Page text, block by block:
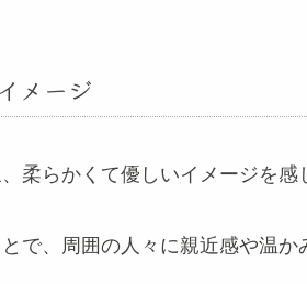
メージ
柔らかくて優しいイメージを感
で、周囲の人々に親近感や温か